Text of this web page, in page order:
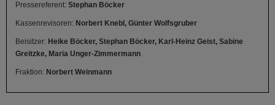
Pressereferent: Stephan Böcker
Kassenrevisoren: Norbert Knebl, Günter Wolfsgruber
Beisitzer: Heike Böcker, Stephan Böcker, Karl-Heinz Geist, Sabine
Greitzke, Maria Unger-Zimmermann
Fraktion: Norbert Weinmann